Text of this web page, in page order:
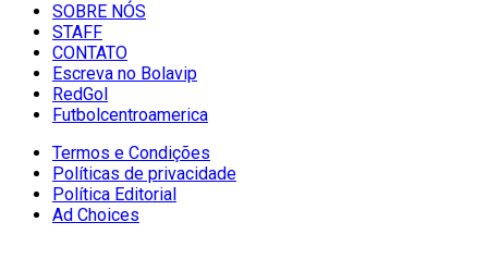
SOBRE NÓS
STAFF
CONTATO
Escreva no Bolavip
RedGol
Futbolcentroamerica
Termos e Condições
Políticas de privacidade
Política Editorial
Ad Choices